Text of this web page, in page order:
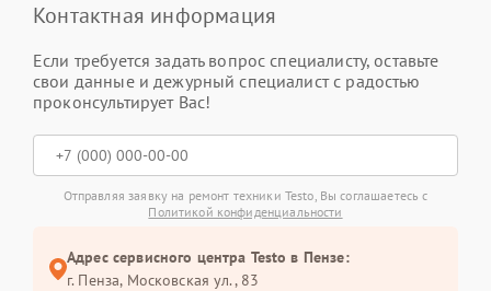
Контактная информация
Если требуется задать вопрос специалисту, оставьте
свои данные и дежурный специалист с радостью
проконсультирует Вас!
Отправляя заявку на ремонт техники Testo, Вы соглашаетесь с
Политикой конфиденциальности
Адрес сервисного центра Testo в Пензе:
г. Пенза, Московская ул., 83